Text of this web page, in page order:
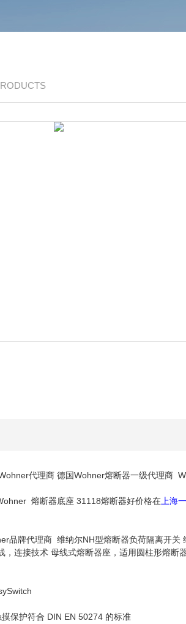
代理商 德国Wohner熔断器一级代理商
熔断器底座 31118熔断器好价格在 上海
品牌代理商 维纳尔NH型熔断器负荷隔离开关
，连接技术 母线式熔断器座，适用圆柱形熔
保护符合 DIN EN 50274 的标准